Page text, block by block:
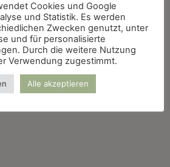
Cookies und Google
und Statistik. Es werden
Zwecken genutzt, unter
und für personalisierte
Durch die weitere Nutzung
Verwendung zugestimmt.
Alle akzeptieren